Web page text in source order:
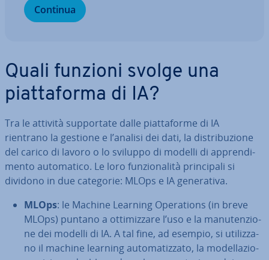
Continua
Quali funzioni svolge una
piat­ta­for­ma di IA?
Tra le attività sup­por­ta­te dalle piat­ta­for­me di IA
rientrano la gestione e l’analisi dei dati, la di­stri­bu­zio­ne
del carico di lavoro o lo sviluppo di modelli di ap­pren­di­
men­to au­to­ma­ti­co. Le loro fun­zio­na­li­tà prin­ci­pa­li si
dividono in due categorie: MLOps e IA ge­ne­ra­ti­va.
MLOps: le Machine Learning Ope­ra­tions (in breve
MLOps) puntano a ot­ti­miz­za­re l’uso e la ma­nu­ten­zio­
ne dei modelli di IA. A tal fine, ad esempio, si uti­liz­za­
no il machine learning au­to­ma­tiz­za­to, la mo­del­la­zio­